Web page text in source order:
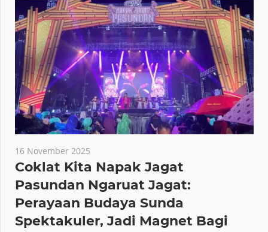
16 November 2025
Coklat Kita Napak Jagat
Pasundan Ngaruat Jagat:
Perayaan Budaya Sunda
Spektakuler, Jadi Magnet Bagi